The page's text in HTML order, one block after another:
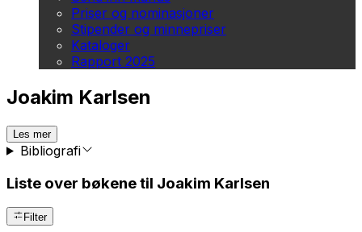
Priser og nominasjoner
Stipender og minnepriser
Kataloger
Rapport 2025
Joakim Karlsen
Les mer
Bibliografi
Liste over bøkene til Joakim Karlsen
Filter